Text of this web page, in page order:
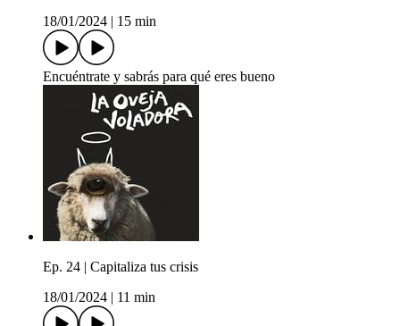
18/01/2024
15 min
Encuéntrate y sabrás para qué eres bueno
Ep. 24 | Capitaliza tus crisis
18/01/2024
11 min